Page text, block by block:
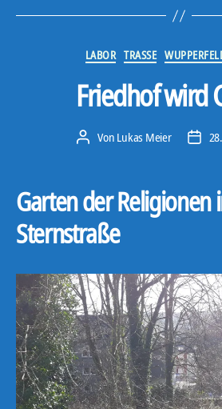
LABOR TRASSE
Friedhof wird
Beitragsautor
Von Lukas Meier
Garten der Religionen
Sternstraße